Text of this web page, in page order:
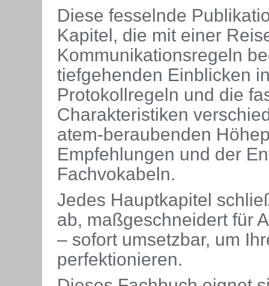
Diese fesselnde
Kapitel, die mit einer
Kommunikationsregeln
tiefgehenden Einblicken
Protokollregeln und die
Charakteristiken
atem-beraubenden
Empfehlungen und der
Fachvokabeln.
Jedes Hauptkapitel
ab, maßgeschneidert für
– sofort umsetzbar, um
perfektionieren.